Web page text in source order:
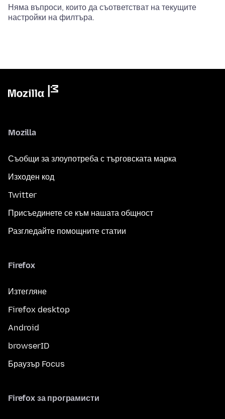
Няма въпроси, които да съответстват на текущите
настройки на филтъра.
Mozilla
Съобщи за злоупотреба с търговската марка
Изходен код
Twitter
Присъединете се към нашата общност
Разгледайте помощните статии
Firefox
Изтегляне
Firefox desktop
Android
browserID
Браузър Focus
Firefox за програмисти